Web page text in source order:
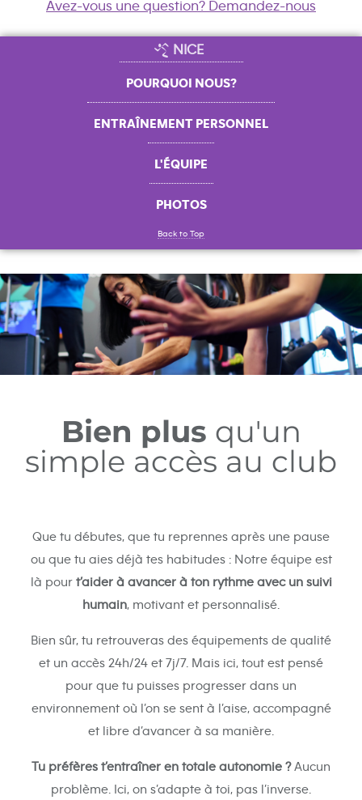
Avez-vous une question? Demandez-nous
NICE
POURQUOI NOUS?
ENTRAÎNEMENT PERSONNEL
L'ÉQUIPE
PHOTOS
Back to Top
Bien plus qu'un
simple accès au club
Que tu débutes, que tu reprennes après une pause
ou que tu aies déjà tes habitudes : Notre équipe est
là pour t’aider à avancer à ton rythme avec un suivi
humain, motivant et personnalisé.
Bien sûr, tu retrouveras des équipements de qualité
et un accès 24h/24 et 7j/7. Mais ici, tout est pensé
pour que tu puisses progresser dans un
environnement où l’on se sent à l’aise, accompagné
et libre d’avancer à sa manière.
Tu préfères t’entraîner en totale autonomie ?Aucun
problème. Ici, on s’adapte à toi, pas l’inverse.